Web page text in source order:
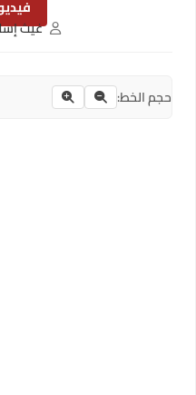
غيث إسلام
حجم الخط: